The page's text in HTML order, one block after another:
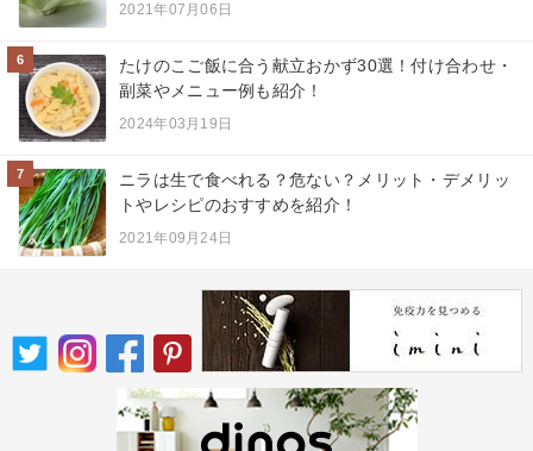
2021年07月06日
6
たけのこご飯に合う献立おかず30選！付け合わせ・
副菜やメニュー例も紹介！
2024年03月19日
7
ニラは生で食べれる？危ない？メリット・デメリッ
トやレシピのおすすめを紹介！
2021年09月24日